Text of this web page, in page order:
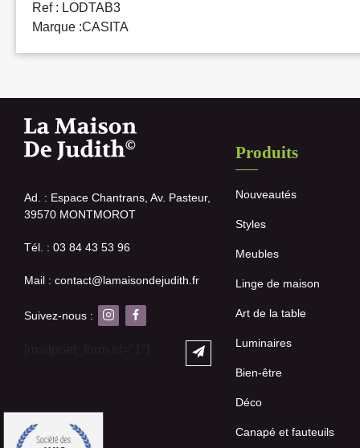
Ref : LODTAB3
Marque :CASITA
Ad. : Espace Chantrans, Av. Pasteur,
39570 MONTMOROT
Tél. : 03 84 43 53 96
Mail : contact@lamaisondejudith.fr
Suivez-nous :
Produits
Nouveautés
Styles
Meubles
Linge de maison
Art de la table
Luminaires
Bien-être
Déco
Canapé et fauteuils